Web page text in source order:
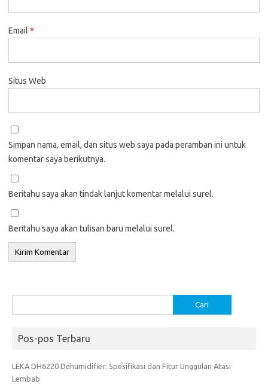
Email *
Situs Web
Simpan nama, email, dan situs web saya pada peramban ini untuk
komentar saya berikutnya.
Beritahu saya akan tindak lanjut komentar melalui surel.
Beritahu saya akan tulisan baru melalui surel.
untuk:
Pos-pos Terbaru
LEKA DH6220 Dehumidifier: Spesifikasi dan Fitur Unggulan Atasi
Lembab